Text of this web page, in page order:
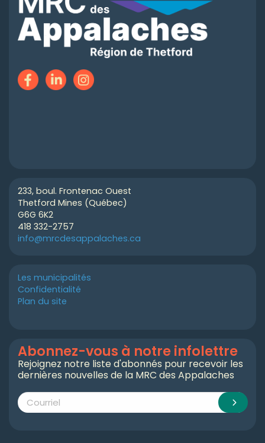
233, boul. Frontenac Ouest
Thetford Mines (Québec)
G6G 6K2
418 332-2757
info@mrcdesappalaches.ca
Les municipalités
Confidentialité
Plan du site
Abonnez-vous à notre infolettre
Rejoignez notre liste d'abonnés pour recevoir les
dernières nouvelles de la MRC des Appalaches